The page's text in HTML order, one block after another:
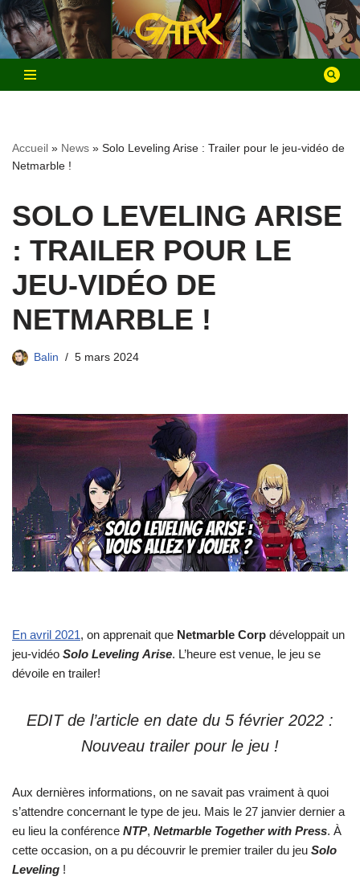
Aller
au
contenu
Accueil » News » Solo Leveling Arise : Trailer pour le jeu-vidéo de
Netmarble !
SOLO LEVELING ARISE
: TRAILER POUR LE
JEU-VIDÉO DE
NETMARBLE !
Balin 5 mars 2024
En avril 2021, on apprenait que Netmarble Corp développait un
jeu-vidéo Solo Leveling Arise. L’heure est venue, le jeu se
dévoile en trailer!
EDIT de l’article en date du 5 février 2022 :
Nouveau trailer pour le jeu !
Aux dernières informations, on ne savait pas vraiment à quoi
s’attendre concernant le type de jeu. Mais le 27 janvier dernier a
eu lieu la conférence NTP, Netmarble Together with Press. À
cette occasion, on a pu découvrir le premier trailer du jeu Solo
Leveling !